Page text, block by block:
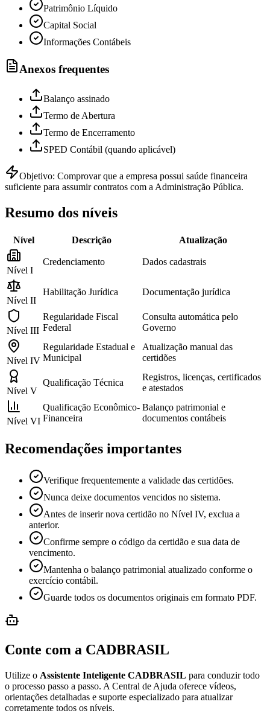
Patrimônio Líquido
Capital Social
Informações Contábeis
Anexos frequentes
Balanço assinado
Termo de Abertura
Termo de Encerramento
SPED Contábil (quando aplicável)
Objetivo: Comprovar que a empresa possui saúde financeira
suficiente para assumir contratos com a Administração Pública.
Resumo dos níveis
Nível Descrição Atualização
Nível I
Credenciamento Dados cadastrais
Nível II
Habilitação Jurídica Documentação jurídica
Nível III
Regularidade Fiscal
Federal
Consulta automática pelo
Governo
Nível IV
Regularidade Estadual e
Municipal
Atualização manual das
certidões
Nível V
Qualificação Técnica
Registros, licenças, certificados
e atestados
Nível VI
Qualificação Econômico-
Financeira
Balanço patrimonial e
documentos contábeis
Recomendações importantes
Verifique frequentemente a validade das certidões.
Nunca deixe documentos vencidos no sistema.
Antes de inserir nova certidão no Nível IV, exclua a
anterior.
Confirme sempre o código da certidão e sua data de
vencimento.
Mantenha o balanço patrimonial atualizado conforme o
exercício contábil.
Guarde todos os documentos originais em formato PDF.
Conte com a CADBRASIL
Utilize o Assistente Inteligente CADBRASIL para conduzir todo
o processo passo a passo. A Central de Ajuda oferece vídeos,
orientações detalhadas e suporte especializado para atualizar
corretamente todos os níveis.